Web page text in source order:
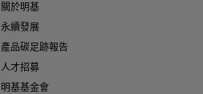
關於明基
永續發展
產品碳足跡報告
人才招募
明基基金會